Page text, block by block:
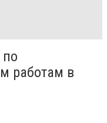
работам в